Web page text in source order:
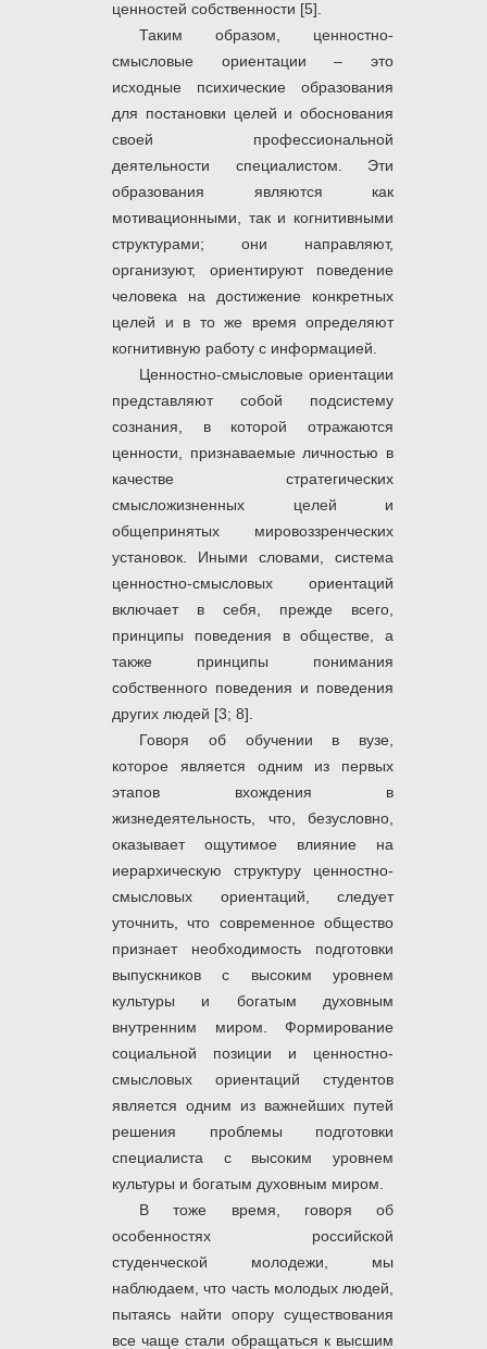
ценностей собственности [5].
Таким образом, ценностно-
смысловые ориентации – это
исходные психические образования
для постановки целей и обоснования
своей профессиональной
деятельности специалистом. Эти
образования являются как
мотивационными, так и когнитивными
структурами; они направляют,
организуют, ориентируют поведение
человека на достижение конкретных
целей и в то же время определяют
когнитивную работу с информацией.
Ценностно-смысловые ориентации
представляют собой подсистему
сознания, в которой отражаются
ценности, признаваемые личностью в
качестве стратегических
смысложизненных целей и
общепринятых мировоззренческих
установок. Иными словами, система
ценностно-смысловых ориентаций
включает в себя, прежде всего,
принципы поведения в обществе, а
также принципы понимания
собственного поведения и поведения
других людей [3; 8].
Говоря об обучении в вузе,
которое является одним из первых
этапов вхождения в
жизнедеятельность, что, безусловно,
оказывает ощутимое влияние на
иерархическую структуру ценностно-
смысловых ориентаций, следует
уточнить, что современное общество
признает необходимость подготовки
выпускников с высоким уровнем
культуры и богатым духовным
внутренним миром. Формирование
социальной позиции и ценностно-
смысловых ориентаций студентов
является одним из важнейших путей
решения проблемы подготовки
специалиста с высоким уровнем
культуры и богатым духовным миром.
В тоже время, говоря об
особенностях российской
студенческой молодежи, мы
наблюдаем, что часть молодых людей,
пытаясь найти опору существования
все чаще стали обращаться к высшим